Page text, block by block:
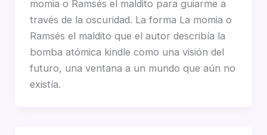
momia o Ramsés el maldito para guiarme a
través de la oscuridad. La forma La momia o
Ramsés el maldito que el autor describía la
bomba atómica kindle como una visión del
futuro, una ventana a un mundo que aún no
existía.